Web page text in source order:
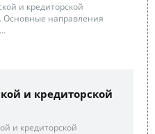
и кредиторской
Основные направления
и кредиторской
и кредиторской